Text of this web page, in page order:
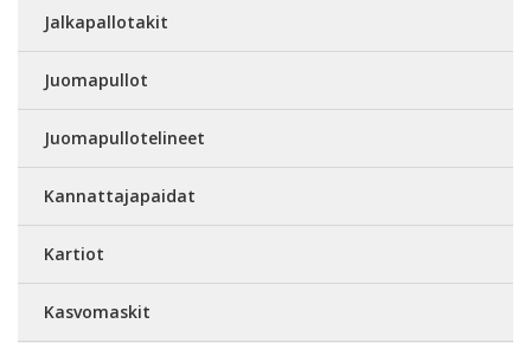
Jalkapallotakit
Juomapullot
Juomapullotelineet
Kannattajapaidat
Kartiot
Kasvomaskit